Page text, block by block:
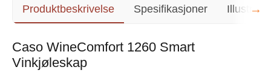
Produktbeskrivelse Spesifikasjoner
Caso WineComfort 1260 Smart
Vinkjøleskap
→